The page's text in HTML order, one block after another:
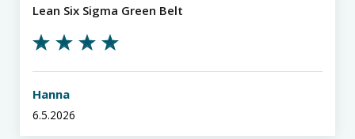
Lean Six Sigma Green Belt
Hanna
6.5.2026